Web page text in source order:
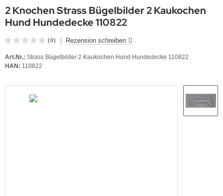
2 Knochen Strass Bügelbilder 2 Kaukochen
Hund Hundedecke 110822
(0) Rezension schreiben
Art.Nr.: Strass Bügelbilder 2 Kaukochen Hund Hundedecke 110822
HAN: 110822